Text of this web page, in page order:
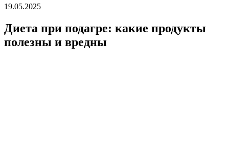
19.05.2025
Диета при подагре: какие продукты
полезны и вредны